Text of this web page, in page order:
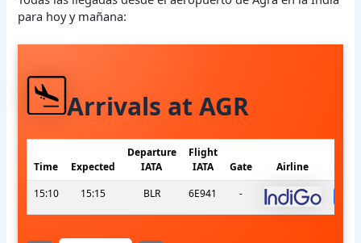
para hoy y mañana:
Arrivals at AGR
Time Expected
Departure
IATA
Flight
IATA
Gate
Airline
15:10
15:15 BLR 6E941 -